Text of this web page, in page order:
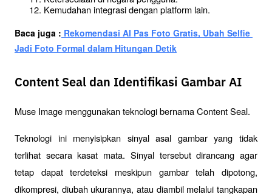
Kemudahan integrasi dengan platform lain.
Baca juga : Rekomendasi AI Pas Foto Gratis, Ubah Selfie
Jadi Foto Formal dalam Hitungan Detik
Content Seal dan Identifikasi Gambar AI
Muse Image menggunakan teknologi bernama Content Seal.
Teknologi ini menyisipkan sinyal asal gambar yang tidak
terlihat secara kasat mata. Sinyal tersebut dirancang agar
tetap dapat terdeteksi meskipun gambar telah dipotong,
dikompresi, diubah ukurannya, atau diambil melalui tangkapan